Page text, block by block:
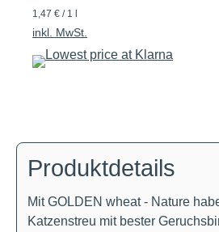
1,47 € / 1 l
inkl. MwSt.
Produktdetails
Mit GOLDEN wheat - Nature
Katzenstreu mit bester